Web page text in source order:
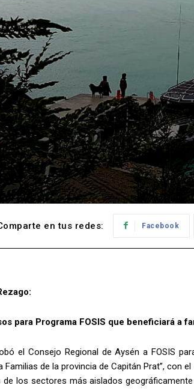
en tus redes: Facebook
para Programa FOSIS que beneficiará a
el Consejo Regional de Aysén a FOSIS
Familias de la provincia de Capitán Prat”, con
los sectores más aislados